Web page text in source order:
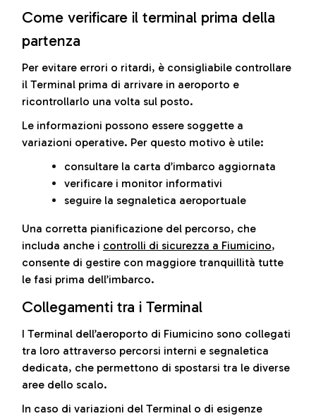
Come verificare il terminal prima della
partenza
Per evitare errori o ritardi, è consigliabile controllare
il Terminal prima di arrivare in aeroporto e
ricontrollarlo una volta sul posto.
Le informazioni possono essere soggette a
variazioni operative. Per questo motivo è utile:
consultare la carta d’imbarco aggiornata
verificare i monitor informativi
seguire la segnaletica aeroportuale
Una corretta pianificazione del percorso, che
includa anche i controlli di sicurezza a Fiumicino,
consente di gestire con maggiore tranquillità tutte
le fasi prima dell’imbarco.
Collegamenti tra i Terminal
I Terminal dell’aeroporto di Fiumicino sono collegati
tra loro attraverso percorsi interni e segnaletica
dedicata, che permettono di spostarsi tra le diverse
aree dello scalo.
In caso di variazioni del Terminal o di esigenze